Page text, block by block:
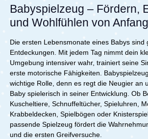
unterwegs.Lieferumfang:1x Nattou
Beige
Babyspielzeug – Fördern,
und Wohlfühlen von
Die ersten Lebensmonate eines Babys sind
Entdeckungen. Mit jedem Tag nimmt dein
Umgebung intensiver wahr, trainiert seine
erste motorische Fähigkeiten.
wichtige Rolle, denn es regt die Neugier an
Baby spielerisch in seiner Entwicklung. Ob
Kuscheltiere, Schnuffeltücher, Spieluhren,
Krabbeldecken, Spielbögen oder
passende Spielzeug fördert die
und die ersten Greifversuche.